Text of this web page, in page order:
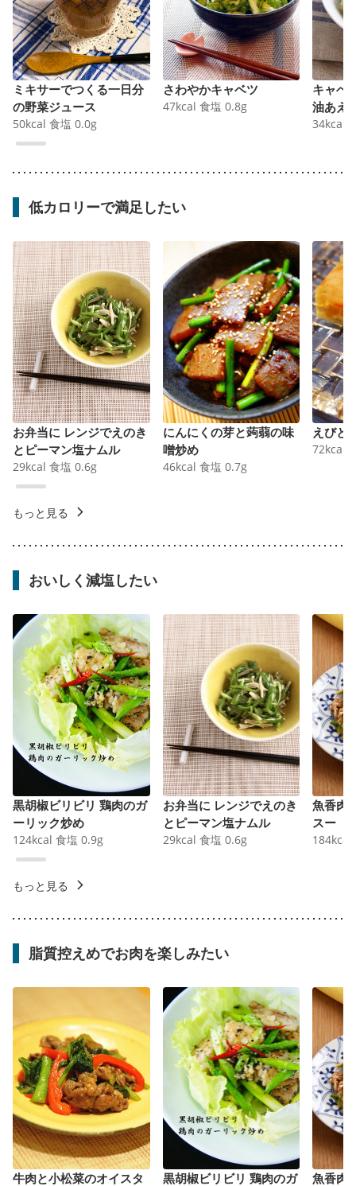
ミキサーでつくる一日分
の野菜ジュース
50kcal 食塩 0.0g
さわやかキャベツ
47kcal 食塩 0.8g
キャベ
油あえ
34kcal
低カロリーで満足したい
お弁当に レンジでえのき
とピーマン塩ナムル
29kcal 食塩 0.6g
にんにくの芽と蒟蒻の味
噌炒め
46kcal 食塩 0.7g
えびと
72kcal
もっと見る
おいしく減塩したい
黒胡椒ビリビリ 鶏肉のガ
ーリック炒め
124kcal 食塩 0.9g
お弁当に レンジでえのき
とピーマン塩ナムル
29kcal 食塩 0.6g
魚香肉
スー
184kcal
もっと見る
脂質控えめでお肉を楽しみたい
牛肉と小松菜のオイスタ 黒胡椒ビリビリ 鶏肉のガ 魚香肉